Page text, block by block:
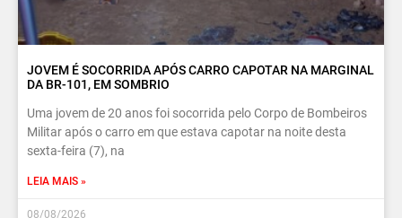
JOVEM É SOCORRIDA APÓS CARRO CAPOTAR NA MARGINAL
DA BR-101, EM SOMBRIO
Uma jovem de 20 anos foi socorrida pelo Corpo de Bombeiros
Militar após o carro em que estava capotar na noite desta
sexta-feira (7), na
LEIA MAIS »
08/08/2026